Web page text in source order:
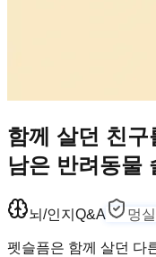
함께 살던 친
남은 반려동물
뇌/인지 Q&A 멍
펫슬픔은 함께 살던 다